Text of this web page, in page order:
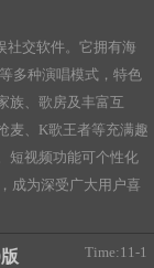
社交软件。它拥有海
多种演唱模式，特色
族、歌房及丰富互
麦、K歌王者等充满趣
短视频功能可个性化
成为深受广大用户喜
Time:11-1